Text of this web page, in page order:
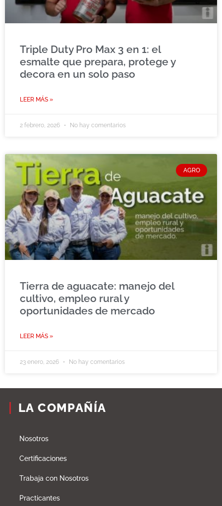
Triple Duty Pro Max 3 en 1: el
esmalte que prepara, protege y
decora en un solo paso
LEER MÁS »
2 febrero, 2026 No hay comentarios
AGRO
Tierra de aguacate: manejo del
cultivo, empleo rural y
oportunidades de mercado
LEER MÁS »
23 enero, 2026 No hay comentarios
LA COMPAÑÍA
Nosotros
Certificaciones
Trabaja con Nosotros
Practicantes